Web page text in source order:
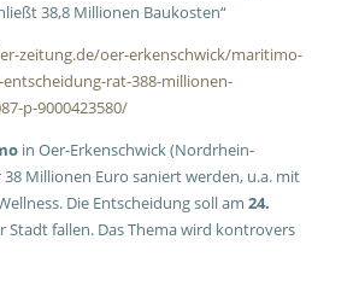
38,8 Millionen Baukosten“
zeitung.de/oer-erkenschwick/maritimo-
rat-388-millionen-
p-9000423580/
in Oer-Erkenschwick (Nordrhein-
Millionen Euro saniert werden, u.a. mit
Die Entscheidung soll am 24.
Stadt fallen. Das Thema wird kontrovers